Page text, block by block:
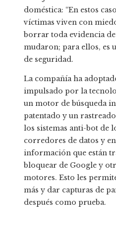
doméstica: “En estos
víctimas viven con
borrar toda evidencia
mudaron; para ellos, es
de seguridad.
La compañía ha
impulsado por la
un motor de búsqueda
patentado y un
los sistemas anti-bot de
corredores de datos y
información que están
bloquear de Google y
motores. Esto les
más y dar capturas de
después como prueba.